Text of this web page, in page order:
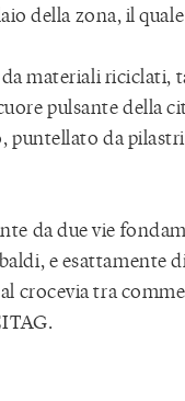
della zona, il
materiali riciclati,
pulsante della
puntellato da
da due vie
e esattamente
crocevia tra